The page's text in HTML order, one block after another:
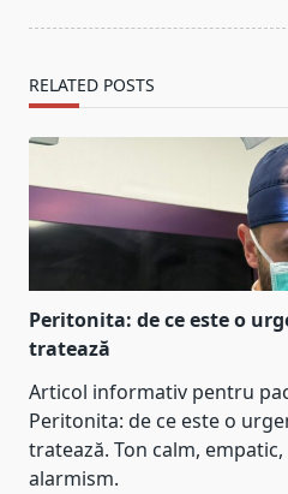
RELATED POSTS
Peritonita: de ce este o
tratează
Articol informativ pentru
Peritonita: de ce este o
tratează. Ton calm,
alarmism.